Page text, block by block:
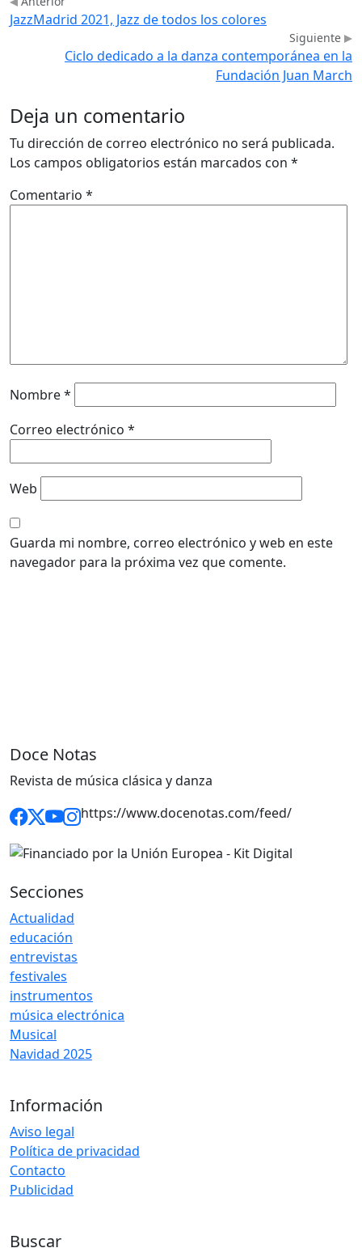
JazzMadrid 2021, Jazz de todos los colores
Siguiente
Ciclo dedicado a la danza contemporánea en la
Fundación Juan March
Deja un comentario
Tu dirección de correo electrónico no será publicada.
Los campos obligatorios están marcados con *
Comentario *
Nombre*
Correo electrónico *
Web
Guarda mi nombre, correo electrónico y web en este
navegador para la próxima vez que comente.
Doce Notas
Revista de música clásica y danza
https://www.docenotas.com/feed/
Secciones
Actualidad
educación
entrevistas
festivales
instrumentos
música electrónica
Musical
Navidad 2025
Información
Aviso legal
Política de privacidad
Contacto
Publicidad
Buscar